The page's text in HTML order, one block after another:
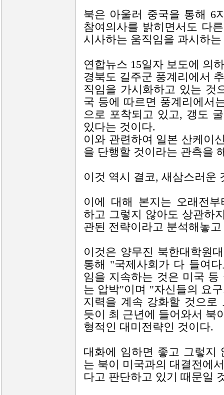
북은 아울러 중국을 통해 6
참여의사를 밝히면서도 다
시사하는 움직임을 과시하
연합뉴스 15일자 보도에 의
경북도 길주군 풍계리에서
직임을 가시화하고 있는 것
국 등에 따르면 풍계리에서
으로 포착되고 있고, 갱도
있다는 것이다.
이와 관련하여 일본 산케이
을 단행할 것이라는 관측을
이것 역시 결코, 새삼스러운
이에 대해 본지는 오래전
하고 그렇지 않아도 상관하
관된 전략이라고 분석해놓
이것은 양무진 북한대학원
통해 "국제사회가 다 들여
임을 지속하는 것은 미국
는 압박"이며 "자신들의 요
지력을 계속 강화할 것으로
듯이 최 근년에 들어와서 북
형적인 대미전략인 것이다.
대화에 임하면 좋고 그렇지
는 북이 미국과의 대결전에
다고 판단하고 있기 때문일